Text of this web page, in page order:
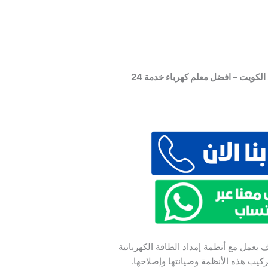
فني كهربائي منازل – كهربائي الكويت – افضل معلم كهرباء خدمة 24
مع أنظمة إمداد الطاقة الكهربائية
هذه الأنظمة وصيانتها وإصلاحها.